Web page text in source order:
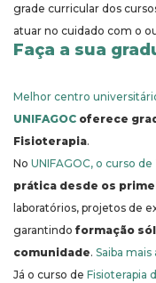
grade curricular dos
atuar no cuidado com o
Faça a sua
Melhor centro
UNIFAGOC oferece
Fisioterapia.
No UNIFAGOC, o curso
prática desde os
laboratórios, projetos de
garantindo formação
comunidade. Saiba mais
Já o curso de Fisioterapia